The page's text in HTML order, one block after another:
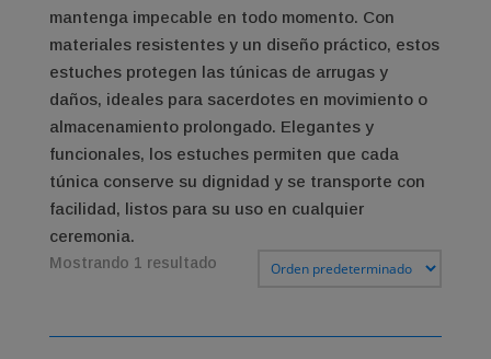
mantenga impecable en todo momento. Con
materiales resistentes y un diseño práctico, estos
estuches protegen las túnicas de arrugas y
daños, ideales para sacerdotes en movimiento o
almacenamiento prolongado. Elegantes y
funcionales, los estuches permiten que cada
túnica conserve su dignidad y se transporte con
facilidad, listos para su uso en cualquier
ceremonia.
Mostrando 1 resultado